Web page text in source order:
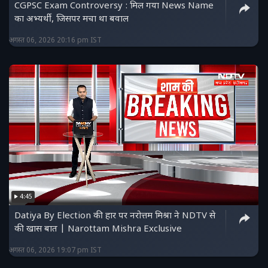
CGPSC Exam Controversy : मिल गया News Name
का अभ्यर्थी, जिसपर मचा था बवाल
अगस्त 06, 2026 20:16 pm IST
4:45
Datiya By Election की हार पर नरोत्तम मिश्रा ने NDTV से
की खास बात | Narottam Mishra Exclusive
अगस्त 06, 2026 19:07 pm IST